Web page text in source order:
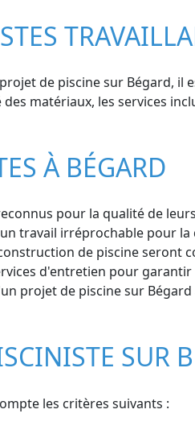
de piscine sur Bégard, il
matériaux, les services
À BÉGARD
pour la qualité de
travail irréprochable pour
de piscine seront
d'entretien pour
projet de piscine sur
SUR
les critères suivants :